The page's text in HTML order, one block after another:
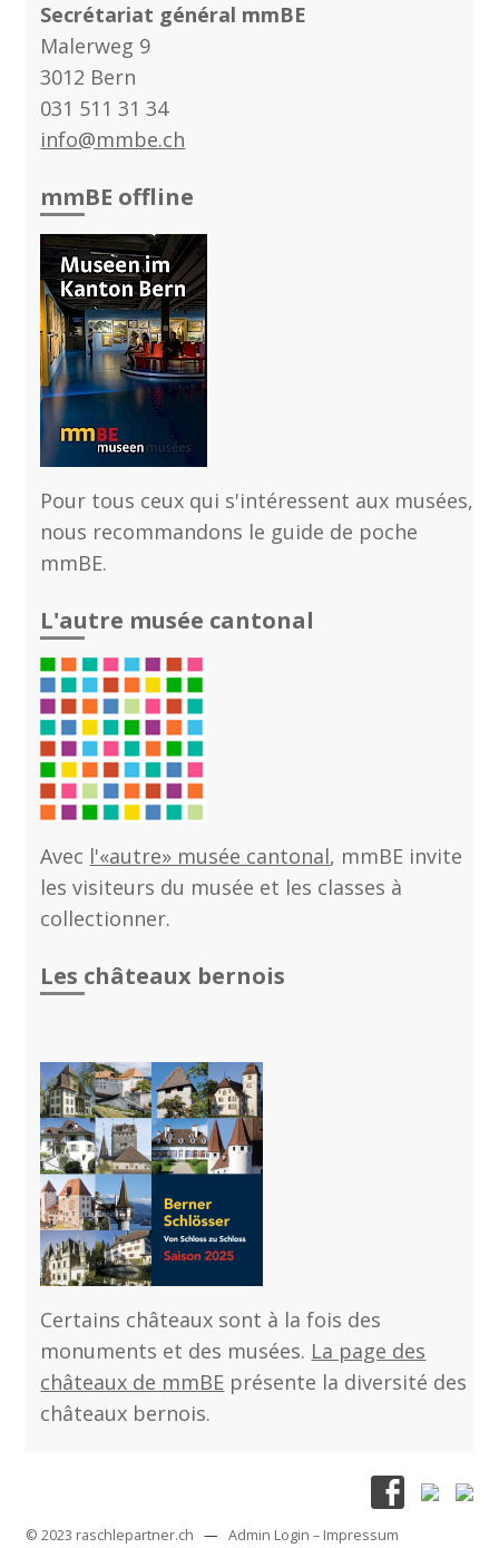
Secrétariat général mmBE
Malerweg 9
3012 Bern
031 511 31 34​​​​​​​
info@mmbe.ch
mmBE offline
Pour tous ceux qui s'intéressent aux musées,
nous recommandons le guide de poche
mmBE.
L'autre musée cantonal
Avec l'«autre» musée cantonal, mmBE invite
les visiteurs du musée et les classes à
collectionner.
Les châteaux bernois
Certains châteaux sont à la fois des
monuments et des musées. La page des
châteaux de mmBE présente la diversité des
châteaux bernois.
© 2023 raschlepartner.ch —Admin Login – Impressum